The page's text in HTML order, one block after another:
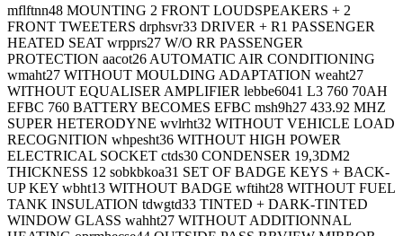
mflftnn48 MOUNTING 2 FRONT LOUDSPEAKERS + 2
FRONT TWEETERS drphsvr33 DRIVER + R1 PASSENGER
HEATED SEAT wrpprs27 W/O RR PASSENGER
PROTECTION aacot26 AUTOMATIC AIR CONDITIONING
wmaht27 WITHOUT MOULDING ADAPTATION weaht27
WITHOUT EQUALISER AMPLIFIER lebbe6041 L3 760 70AH
EFBC 760 BATTERY BECOMES EFBC msh9h27 433.92 MHZ
SUPER HETERODYNE wvlrht32 WITHOUT VEHICLE LOAD
RECOGNITION whpesht36 WITHOUT HIGH POWER
ELECTRICAL SOCKET ctds30 CONDENSER 19,3DM2
THICKNESS 12 sobkbkoa31 SET OF BADGE KEYS + BACK-
UP KEY wbht13 WITHOUT BADGE wftiht28 WITHOUT FUEL
TANK INSULATION tdwgtd33 TINTED + DARK-TINTED
WINDOW GLASS wahht27 WITHOUT ADDITIONNAL